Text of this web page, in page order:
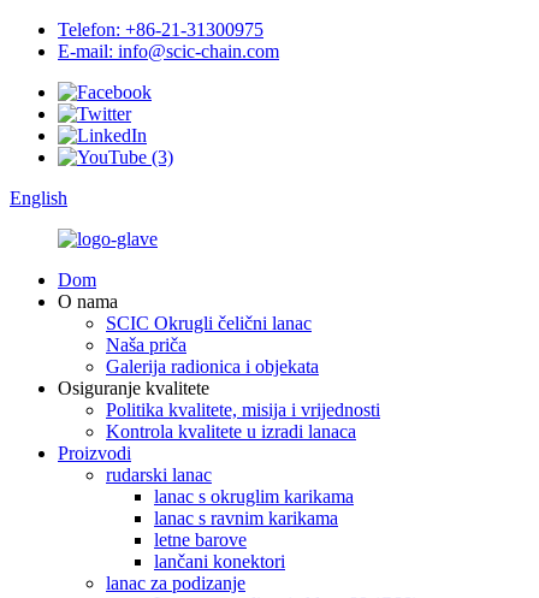
Telefon: +86-21-31300975
E-mail: info@scic-chain.com
English
Dom
O nama
SCIC Okrugli čelični lanac
Naša priča
Galerija radionica i objekata
Osiguranje kvalitete
Politika kvalitete, misija i vrijednosti
Kontrola kvalitete u izradi lanaca
Proizvodi
rudarski lanac
lanac s okruglim karikama
lanac s ravnim karikama
letne barove
lančani konektori
lanac za podizanje